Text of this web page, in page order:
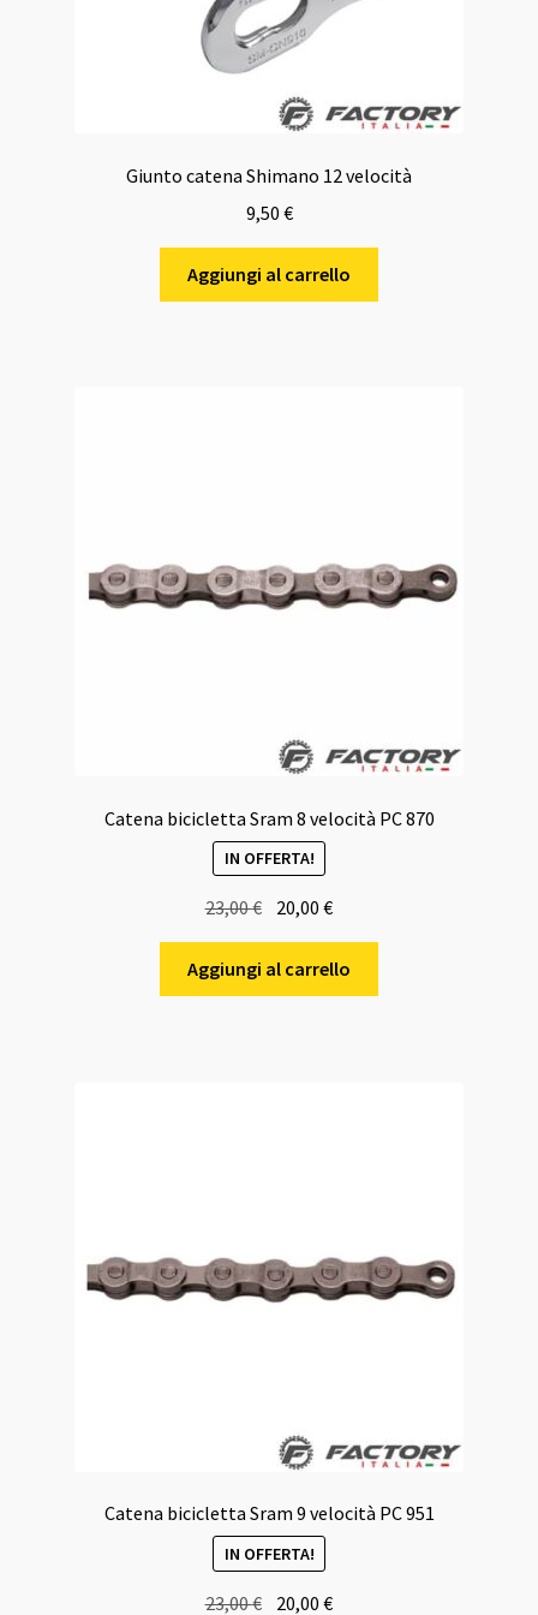
Giunto catena Shimano 12 velocità
9,50 €
Aggiungi al carrello
Catena bicicletta Sram 8 velocità PC 870
IN OFFERTA!
23,00€
prezzo
originale
era:
20,00€Il
prezzo
attuale
è:
Aggiungi al carrello
Catena bicicletta Sram 9 velocità PC 951
IN OFFERTA!
23,00€ 20,00€Il